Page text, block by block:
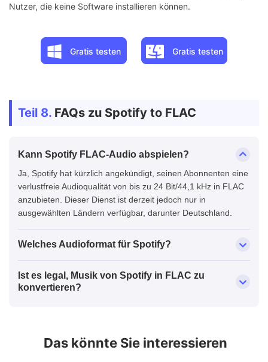
Nutzer, die keine Software installieren können.
Gratis testen Gratis testen
Teil 8. FAQs zu Spotify to FLAC
Kann Spotify FLAC-Audio abspielen?
Ja, Spotify hat kürzlich angekündigt, seinen Abonnenten eine
verlustfreie Audioqualität von bis zu 24 Bit/44,1 kHz in FLAC
anzubieten. Dieser Dienst ist derzeit jedoch nur in
ausgewählten Ländern verfügbar, darunter Deutschland.
Welches Audioformat für Spotify?
Ist es legal, Musik von Spotify in FLAC zu
konvertieren?
Das könnte Sie interessieren